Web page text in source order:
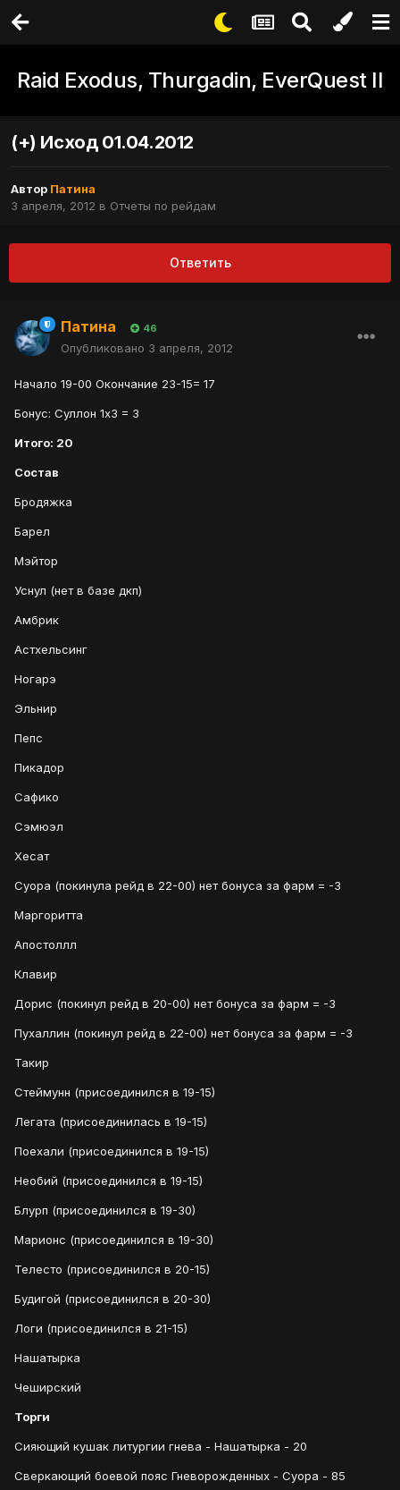
Raid Exodus, Thurgadin, EverQuest II
(+) Исход 01.04.2012
Автор Патина
3 апреля, 2012 в Отчеты по рейдам
Ответить
Патина 46
Опубликовано 3 апреля, 2012
Начало 19-00 Окончание 23-15= 17
Бонус: Суллон 1х3 = 3
Итого: 20
Состав
Бродяжка
Барел
Мэйтор
Уснул (нет в базе дкп)
Амбрик
Астхельсинг
Ногарэ
Эльнир
Пепс
Пикадор
Сафико
Сэмюэл
Хесат
Суора (покинула рейд в 22-00) нет бонуса за фарм = -3
Маргоритта
Апостоллл
Клавир
Дорис (покинул рейд в 20-00) нет бонуса за фарм = -3
Пухаллин (покинул рейд в 22-00) нет бонуса за фарм = -3
Такир
Стеймунн (присоединился в 19-15)
Легата (присоединилась в 19-15)
Поехали (присоединился в 19-15)
Необий (присоединился в 19-15)
Блурп (присоединился в 19-30)
Марионс (присоединился в 19-30)
Телесто (присоединился в 20-15)
Будигой (присоединился в 20-30)
Логи (присоединился в 21-15)
Нашатырка
Чеширский
Торги
Сияющий кушак литургии гнева - Нашатырка - 20
Сверкающий боевой пояс Гневорожденных - Суора - 85